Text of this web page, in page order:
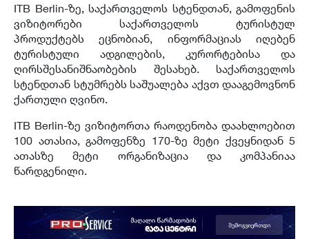
ITB Berlin-ზე, საქართველოს სტენდთან, გამოფენის
ვიზიტორები საქართველოს ტურისტულ
პროდუქტებს ეცნობიან, ინფორმაციას იღებენ
ტურისტული ადგილების, კურორტებისა და
ღირსშესანიშნაობების შესახებ. საქართველოს
სტენდთან სტუმრებს საშუალება აქვთ დააგემოვნონ
ქართული ღვინო.
ITB Berlin-ზე ვიზიტორთა რაოდენობა დაახლოებით
100 ათასია, გამოფენზე 170-ზე მეტი ქვეყნიდან 5
ათასზე მეტი ორგანიზაცია და კომპანიაა
წარდგენილი.